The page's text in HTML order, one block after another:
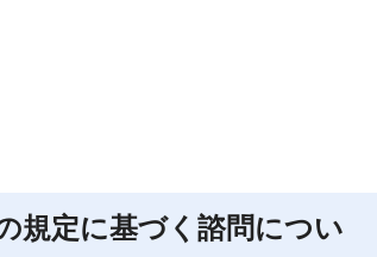
規定に基づく諮問につい